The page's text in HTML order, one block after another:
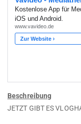
Beschreibung
JETZT GIBT ES